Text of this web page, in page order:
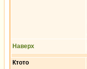
Наверх
Ктото